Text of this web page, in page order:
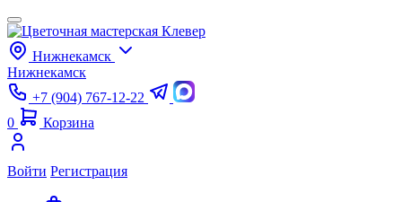
Нижнекамск
Нижнекамск
+7 (904) 767-12-22
0
Корзина
Войти Регистрация